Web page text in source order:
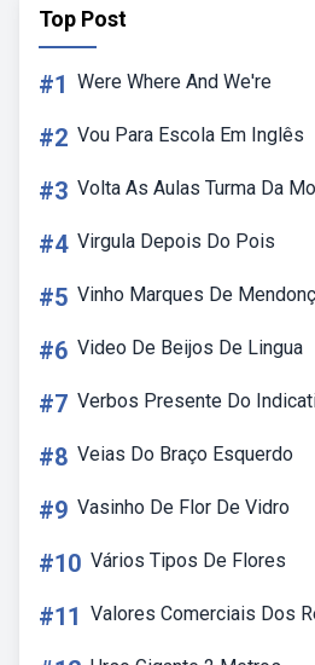
Top Post
#1 Were Where And We're
#2 Vou Para Escola Em Inglês
#3 Volta As Aulas Turma Da
#4 Virgula Depois Do Pois
#5 Vinho Marques De
#6 Video De Beijos De Lingua
#7 Verbos Presente Do
#8 Veias Do Braço Esquerdo
#9 Vasinho De Flor De Vidro
#10 Vários Tipos De Flores
#11 Valores Comerciais Dos